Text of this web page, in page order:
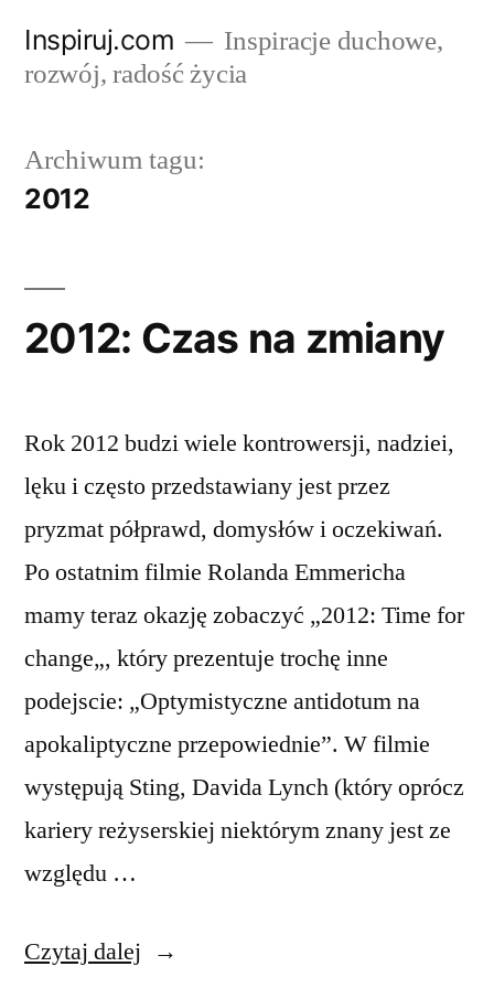
Inspiruj.com
Inspiracje duchowe,
rozwój, radość życia
Archiwum tagu:
2012
2012: Czas na zmiany
Rok 2012 budzi wiele kontrowersji, nadziei,
lęku i często przedstawiany jest przez
pryzmat półprawd, domysłów i oczekiwań.
Po ostatnim filmie Rolanda Emmericha
mamy teraz okazję zobaczyć „2012: Time for
change„, który prezentuje trochę inne
podejscie: „Optymistyczne antidotum na
apokaliptyczne przepowiednie”. W filmie
występują Sting, Davida Lynch (który oprócz
kariery reżyserskiej niektórym znany jest ze
względu …
Czytaj dalej „2012: